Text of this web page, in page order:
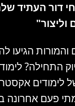
דור העתיד
וליצור"
מתי פעם אחרונה